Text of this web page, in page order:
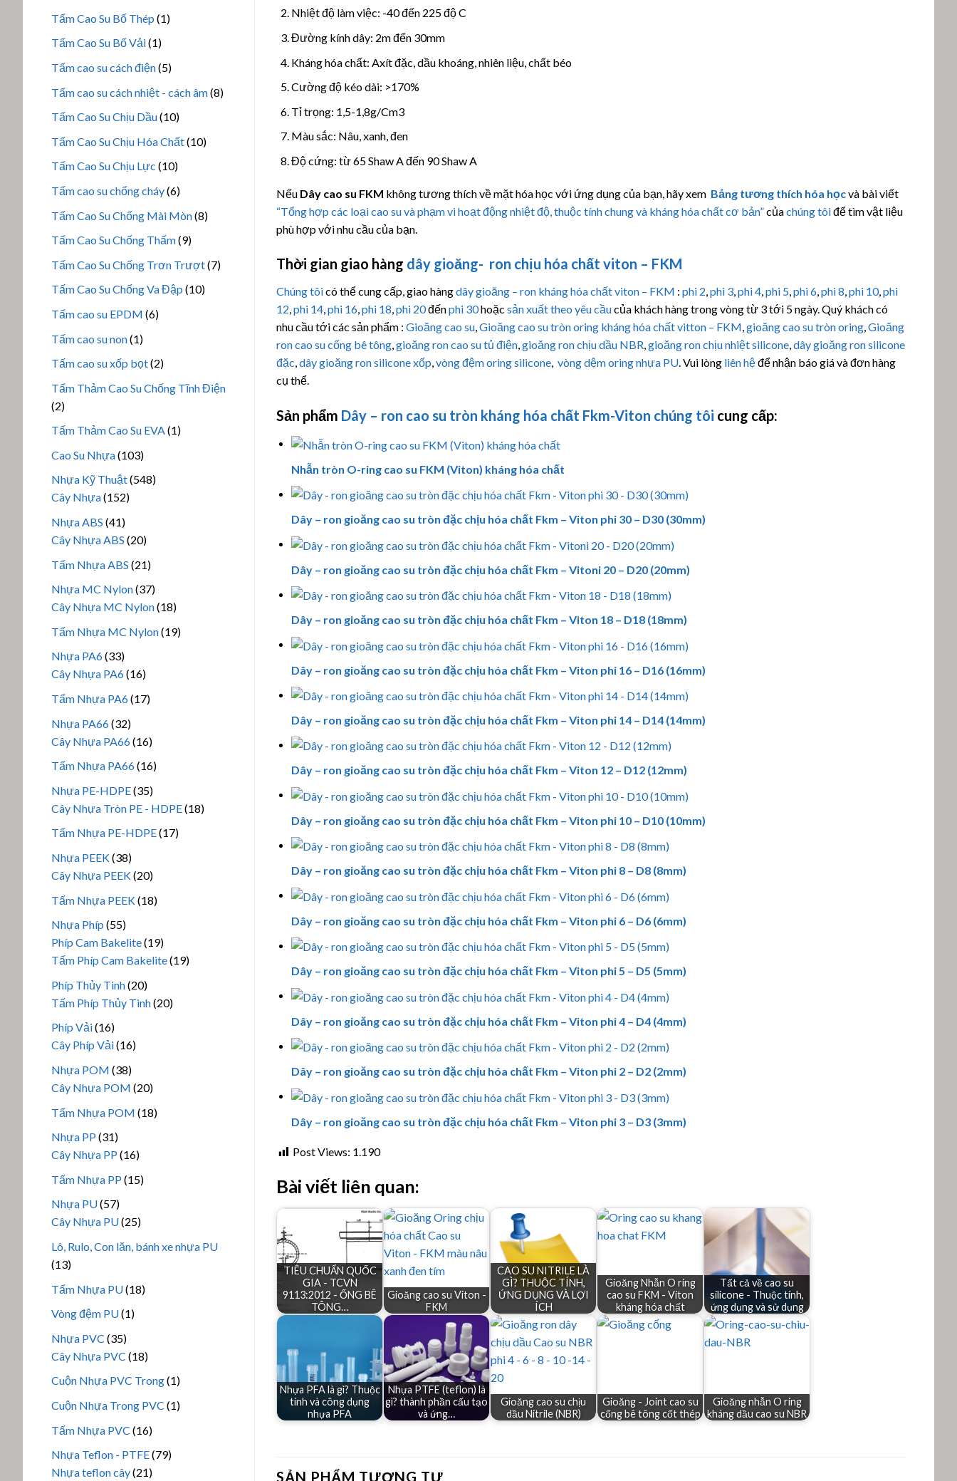
phẩm
Tấm Cao Su Bố Thép 11
Tấm Cao Su Bố Vải 11
phẩm
Tấm cao su cách điện 55
Tấm cao su cách nhiệt - cách âm 88
Tấm Cao Su Chịu Dầu 1010
sản
phẩm
Tấm Cao Su Chịu Hóa Chất 1010
Tấm Cao Su Chịu Lực 1010
phẩm
Tấm cao su chống cháy 66
phẩm
Tấm Cao Su Chống Mài Mòn 88
Tấm Cao Su Chống Thấm 99
phẩm
Tấm Cao Su Chống Trơn Trượt 77
Tấm Cao Su Chống Va Đập 1010
Tấm cao su EPDM 66
Tấm cao su non 11
phẩm
Tấm cao su xốp bọt 22
sản
phẩm
Tấm Thảm Cao Su Chống Tĩnh Điện
22
sản
Tấm Thảm Cao Su EVA 11
Cao Su Nhựa 103103
sản
phẩm
Nhựa Kỹ Thuật 548548
Cây Nhựa 152152
Nhựa ABS 4141
sản
Cây Nhựa ABS 2020
phẩm
Tấm Nhựa ABS 2121
phẩm
Nhựa MC Nylon 3737
sản
Cây Nhựa MC Nylon 1818
phẩm
Tấm Nhựa MC Nylon 1919
Nhựa PA6 3333
sản
Cây Nhựa PA6 1616
phẩm
Tấm Nhựa PA6 1717
Nhựa PA66 3232
sản
Cây Nhựa PA66 1616
phẩm
Tấm Nhựa PA66 1616
Nhựa PE-HDPE 3535
sản
phẩm
Cây Nhựa Tròn PE - HDPE 1818
Tấm Nhựa PE-HDPE 1717
Nhựa PEEK 3838
sản
Cây Nhựa PEEK 2020
phẩm
Tấm Nhựa PEEK 1818
Nhựa Phíp 5555
sản
phẩm
Phíp Cam Bakelite 1919
sản
Tấm Phíp Cam Bakelite 1919
Phíp Thủy Tinh 2020
sản
Tấm Phíp Thủy Tinh 2020
Phíp Vải 1616
sản
Cây Phíp Vải 1616
Nhựa POM 3838
sản
Cây Nhựa POM 2020
phẩm
Tấm Nhựa POM 1818
Nhựa PP 3131
sản
Cây Nhựa PP 1616
phẩm
Tấm Nhựa PP 1515
Nhựa PU 5757
sản
Cây Nhựa PU 2525
Lô, Rulo, Con lăn, bánh xe nhựa PU
1313
phẩm
Tấm Nhựa PU 1818
Vòng đệm PU 11
Nhựa PVC 3535
sản
Cây Nhựa PVC 1818
phẩm
Cuộn Nhựa PVC Trong 11
phẩm
Cuộn Nhựa Trong PVC 11
Tấm Nhựa PVC 1616
phẩm
Nhựa Teflon - PTFE 7979
Nhựa teflon cây 2121
Nhiệt độ làm việc: -40 đến 225 độ C
Đường kính dây: 2m đến 30mm
Kháng hóa chất: Axít đặc, dầu khoáng, nhiên liệu, chất béo
Cường độ kéo dài: >170%
Tỉ trọng: 1,5-1,8g/Cm3
Màu sắc: Nâu, xanh, đen
Độ cứng: từ 65 Shaw A đến 90 Shaw A
Nếu Dây cao su FKM không tương thích về mặt hóa học với ứng dụng của bạn, hãy xem Bảng tương thích hóa họcvà bài viết
“Tổng hợp các loại cao su và phạm vi hoạt động nhiệt độ, thuộc tính chung và kháng hóa chất cơ bản”củachúng tôiđể tìm vật liệu
phù hợp với nhu cầu của bạn.
Thời gian giao hàng dây gioăng- ron chịu hóa chất viton – FKM
Chúng tôicó thể cung cấp, giao hàngdây gioăng – ron kháng hóa chất viton – FKM : phi 2,phi 3,phi 4,phi 5,phi 6,phi 8,phi 10,phi
12,phi 14,phi 16,phi 18,phi 20đếnphi 30hoặc sản xuất theo yêu cầucủa khách hàng trong vòng từ 3 tới 5 ngày. Quý khách có
nhu cầu tới các sản phẩm : Gioăng cao su,Gioăng cao su tròn oring kháng hóa chất vitton – FKM,gioăng cao su tròn oring,Gioăng
ron cao su cống bê tông,gioăng ron cao su tủ điện,gioăng ron chịu dầu NBR,gioăng ron chịu nhiệt silicone,dây gioăng ron silicone
đặc,dây gioăng ron silicone xốp,vòng đệm oring silicone, vòng dệm oring nhựa PU. Vui lòng liên hệđể nhận báo giá và đơn hàng
cụ thể.
Sản phẩm Dây – ron cao su tròn kháng hóa chất Fkm-Viton chúng tôi cung cấp:
Nhẫn tròn O-ring cao su FKM (Viton) kháng hóa chất
Dây – ron gioăng cao su tròn đặc chịu hóa chất Fkm – Viton phi 30 – D30 (30mm)
Dây – ron gioăng cao su tròn đặc chịu hóa chất Fkm – Vitoni 20 – D20 (20mm)
Dây – ron gioăng cao su tròn đặc chịu hóa chất Fkm – Viton 18 – D18 (18mm)
Dây – ron gioăng cao su tròn đặc chịu hóa chất Fkm – Viton phi 16 – D16 (16mm)
Dây – ron gioăng cao su tròn đặc chịu hóa chất Fkm – Viton phi 14 – D14 (14mm)
Dây – ron gioăng cao su tròn đặc chịu hóa chất Fkm – Viton 12 – D12 (12mm)
Dây – ron gioăng cao su tròn đặc chịu hóa chất Fkm – Viton phi 10 – D10 (10mm)
Dây – ron gioăng cao su tròn đặc chịu hóa chất Fkm – Viton phi 8 – D8 (8mm)
Dây – ron gioăng cao su tròn đặc chịu hóa chất Fkm – Viton phi 6 – D6 (6mm)
Dây – ron gioăng cao su tròn đặc chịu hóa chất Fkm – Viton phi 5 – D5 (5mm)
Dây – ron gioăng cao su tròn đặc chịu hóa chất Fkm – Viton phi 4 – D4 (4mm)
Dây – ron gioăng cao su tròn đặc chịu hóa chất Fkm – Viton phi 2 – D2 (2mm)
Dây – ron gioăng cao su tròn đặc chịu hóa chất Fkm – Viton phi 3 – D3 (3mm)
Post Views: 1.190
Bài viết liên quan:
TIÊU CHUẨN QUỐC
GIA - TCVN
9113:2012 - ỐNG BÊ
TÔNG…
Gioăng cao su Viton -
FKM
CAO SU NITRILE LÀ
GÌ? THUỘC TÍNH,
ỨNG DỤNG VÀ LỢI
ÍCH
Gioăng Nhẫn O ring
cao su FKM - Viton
kháng hóa chất
Tất cả về cao su
silicone - Thuộc tính,
ứng dụng và sử dụng
Nhựa PFA là gì? Thuộc
tính và công dụng
nhựa PFA
Nhựa PTFE (teflon) là
gì? thành phần cấu tạo
và ứng…
Gioăng cao su chịu
dầu Nitrile (NBR)
Gioăng - Joint cao su
cống bê tông cốt thép
Gioăng nhẫn O ring
kháng dầu cao su NBR
SẢN PHẨM TƯƠNG TỰ